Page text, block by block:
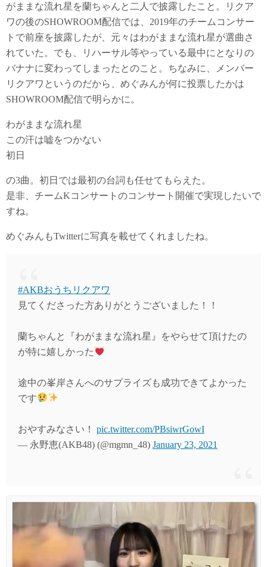
がままな流れ星を蘭ちゃんと二人で披露したこと。リクア
ワの後のSHOWROOM配信では、2019年のチームコンサー
トで前座を披露したが、元々はわがままな流れ星が選曲さ
れていた。でも、リハーサル等やっている最中にとなりの
バナナに変わってしまったとのこと。ちなみに、メンバー
リクアワというのだから、めぐみんが何に投票したかは
SHOWROOM配信で明らかに。
わがままな流れ星
この汗は嘘をつかない
初日
の3曲。初日では最初の台詞も任せてもらえた。
是非、チームKコンサートのコンサート開催で実現したいで
すね。
めぐみんもTwitterに写真を載せてくれましたね。
#AKBおうちリクアワ
見てくださった方ありがとうございました！！
蘭ちゃんと『わがままな流れ星』をやらせて頂けたの
が特に嬉しかった
途中の峯岸さんへのサプライズも成功できてよかった
です
おやすみなさい！ pic.twitter.com/PBsiwrGowI
— 永野恵(AKB48) (@mgmn_48) January 23, 2021